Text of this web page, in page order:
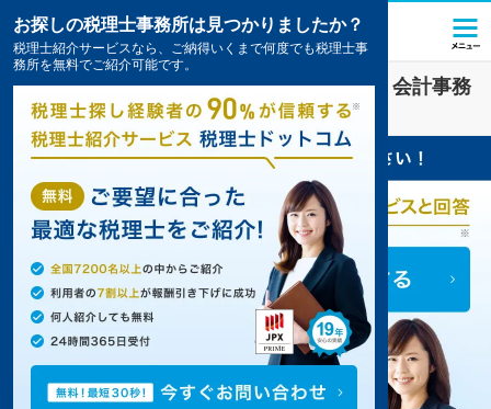
教育業界に強い昭島市(東京都)の税理士・会計事務
所の一覧1件掲載中
お探しの税理士事務所は見つかりましたか？
税理士紹介サービスなら、ご納得いくまで何度でも税理士事
務所を無料でご紹介可能です。